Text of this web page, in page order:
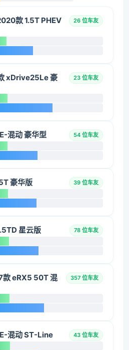
款 1.5T PHEV
26 位车友
xDrive25Le 豪
23 位车友
混动 豪华型 54 位车友
豪华版 39 位车友
星云版 78 位车友
款 eRX5 50T 混
357 位车友
混动 ST-Line 43 位车友